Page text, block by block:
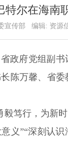
特尔在海南
宣传部 编辑: 资源
政府党组副
陈万馨、省
毅笃行，为新
义”“深刻认